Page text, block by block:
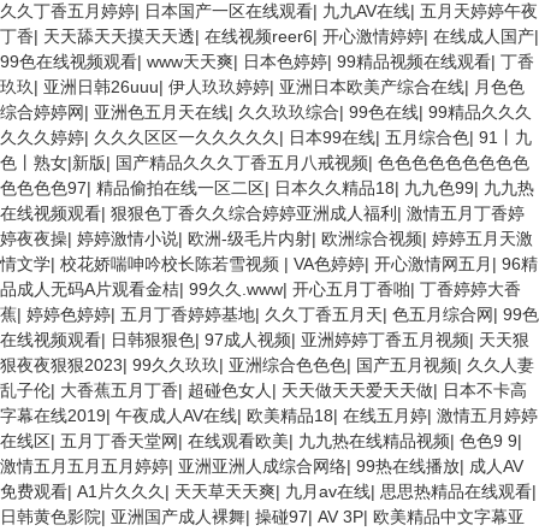
久久丁香五月婷婷| 日本国产一区在线观看| 九九AV在线| 五月天婷婷午夜
丁香| 天天舔天天摸天天透| 在线视频reer6| 开心激情婷婷| 在线成人国产|
99色在线视频观看| www天天爽| 日本色婷婷| 99精品视频在线观看| 丁香
玖玖| 亚洲日韩26uuu| 伊人玖玖婷婷| 亚洲日本欧美产综合在线| 月色色
综合婷婷网| 亚洲色五月天在线| 久久玖玖综合| 99色在线| 99精品久久久
久久久婷婷| 久久久区区一久久久久久 | 日本99在线| 五月综合色| 91丨九
色丨熟女|新版| 国产精品久久久丁香五月八戒视频| 色色色色色色色色色
色色色色97| 精品偷拍在线一区二区| 日本久久精品18| 九九色99| 九九热
在线视频观看| 狠狠色丁香久久综合婷婷亚洲成人福利 | 激情五月丁香婷
婷夜夜操| 婷婷激情小说| 欧洲-级毛片内射| 欧洲综合视频| 婷婷五月天激
情文学| 校花娇喘呻吟校长陈若雪视频 | VA色婷婷| 开心激情网五月 | 96精
品成人无码A片观看金桔| 99久久.www| 开心五月丁香啪| 丁香婷婷大香
蕉| 婷婷色婷婷| 五月丁香婷婷基地| 久久丁香五月天| 色五月综合网| 99色
在线视频观看| 日韩狠狠色| 97成人视频| 亚洲婷婷丁香五月视频| 天天狠
狠夜夜狠狠2023| 99久久玖玖| 亚洲综合色色色| 国产五月视频| 久久人妻
乱子伦| 大香蕉五月丁香| 超碰色女人 | 天天做天天爱天天做| 日本不卡高
字幕在线2019| 午夜成人AV在线| 欧美精品18| 在线五月婷| 激情五月婷婷
在线区| 五月丁香天堂网| 在线观看欧美| 九九热在线精品视频| 色色9 9|
激情五月五月五月婷婷| 亚洲亚洲人成综合网络| 99热在线播放| 成人AV
免费观看| A1片久久久 | 天天草天天爽| 九月av在线| 思思热精品在线观看|
日韩黄色影院| 亚洲国产成人裸舞| 操碰97| AV 3P| 欧美精品中文字幕亚